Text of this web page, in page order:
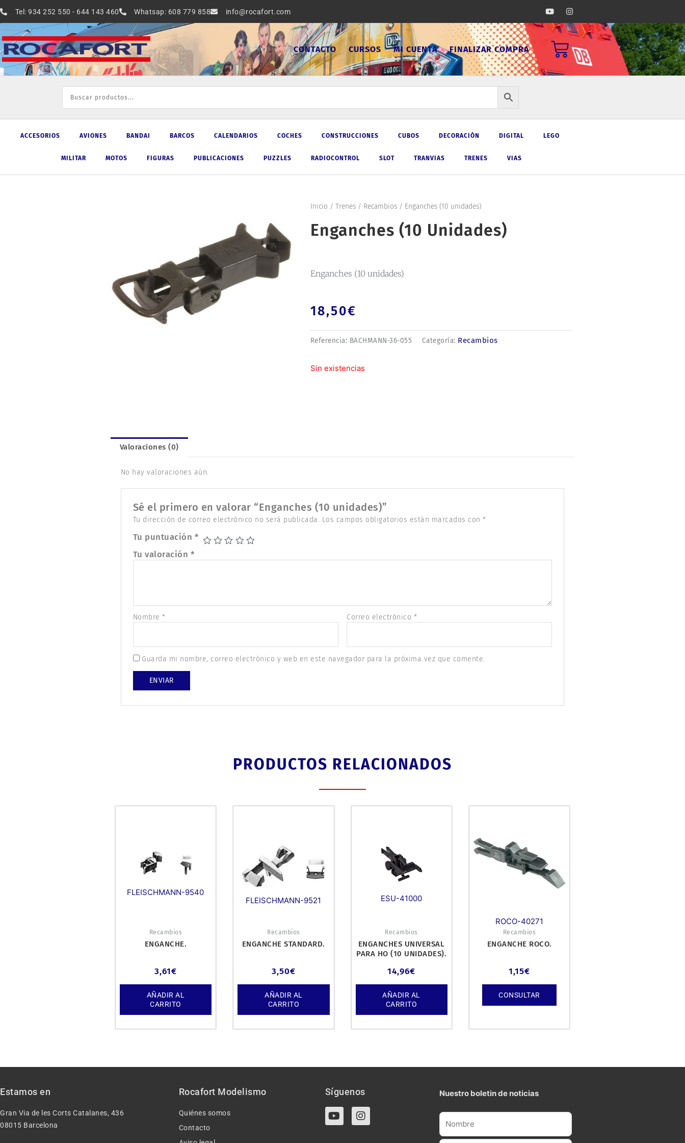
al
contenido
Tel: 934 252 550 - 644 143 460 Whatsap: 608 779 858 info@rocafort.com Y
o
u
t
I
n
s
t
a
g
CONTACTO CURSOS MI CUENTA FINALIZAR COMPRA Carrito
ACCESORIOS AVIONES BANDAI BARCOS CALENDARIOS COCHES CONSTRUCCIONES CUBOS DECORACIÓN DIGITAL LEGO
MILITAR MOTOS FIGURAS PUBLICACIONES PUZZLES RADIOCONTROL SLOT TRANVIAS TRENES VIAS
Inicio / Trenes/ Recambios/ Enganches (10 unidades)
Enganches (10 Unidades)
Enganches (10 unidades)
18,50€
Referencia: BACHMANN-36-055 Categoría: Recambios
Sin existencias
Valoraciones (0)
No hay valoraciones aún.
Sé el primero en valorar “Enganches (10 unidades)”
Tu dirección de correo electrónico no será publicada. Los campos obligatorios están marcados con*
Tu puntuación *
Tu valoración *
Nombre* Correo electrónico *
Guarda mi nombre, correo electrónico y web en este navegador para la próxima vez que comente.
PRODUCTOS RELACIONADOS
FLEISCHMANN-9540
Recambios
ENGANCHE.
3,61€
AÑADIR AL
CARRITO
FLEISCHMANN-9521
Recambios
ENGANCHE STANDARD.
3,50€
AÑADIR AL
CARRITO
ESU-41000
Recambios
ENGANCHES UNIVERSAL
PARA HO (10 UNIDADES).
14,96€
AÑADIR AL
CARRITO
ROCO-40271
Recambios
ENGANCHE ROCO.
1,15€
CONSULTAR
Estamos en
Gran Via de les Corts Catalanes, 436
08015 Barcelona
Rocafort Modelismo
Quiénes somos
Contacto
Síguenos
Y
o
I
n
Nuestro boletin de noticias